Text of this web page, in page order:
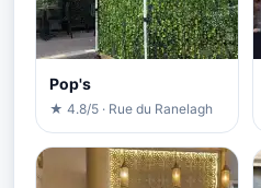
Pop's
★ 4.8/5 · Rue du Ranelagh